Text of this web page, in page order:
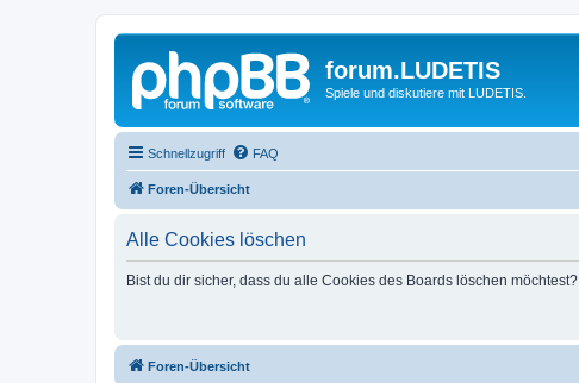
forum.LUDETIS
Spiele und diskutiere mit LUDETIS.
Schnellzugriff FAQ
Foren-Übersicht
Alle Cookies löschen
Bist du dir sicher, dass du alle Cookies des Boards löschen möchtest?
Foren-Übersicht